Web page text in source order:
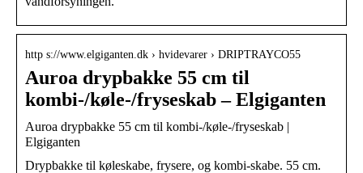
http s://www.elgiganten.dk › hvidevarer › DRIPTRAYCO55
Auroa drypbakke 55 cm til
kombi-/køle-/fryseskab – Elgiganten
Auroa drypbakke 55 cm til kombi-/køle-/fryseskab |
Elgiganten
Drypbakke til køleskabe, frysere, og kombi-skabe. 55 cm.